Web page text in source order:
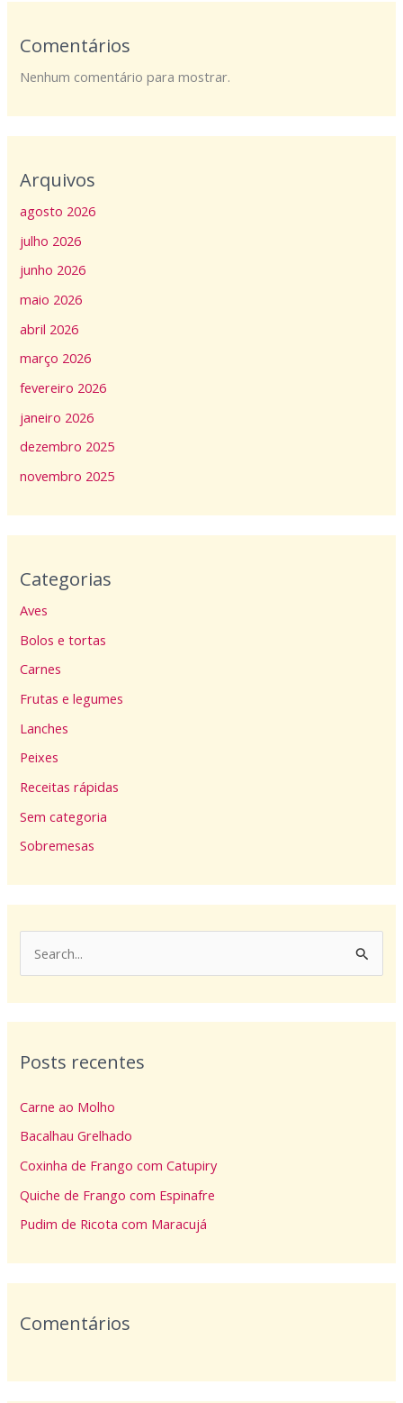
Comentários
Nenhum comentário para mostrar.
Arquivos
agosto 2026
julho 2026
junho 2026
maio 2026
abril 2026
março 2026
fevereiro 2026
janeiro 2026
dezembro 2025
novembro 2025
Categorias
Aves
Bolos e tortas
Carnes
Frutas e legumes
Lanches
Peixes
Receitas rápidas
Sem categoria
Sobremesas
s
u
s
a
r
p
o
Posts recentes
Carne ao Molho
Bacalhau Grelhado
Coxinha de Frango com Catupiry
Quiche de Frango com Espinafre
Pudim de Ricota com Maracujá
Comentários